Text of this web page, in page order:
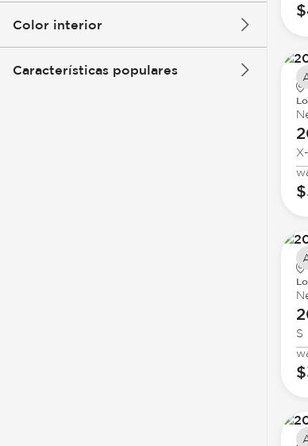
Color interior
Características populares
S